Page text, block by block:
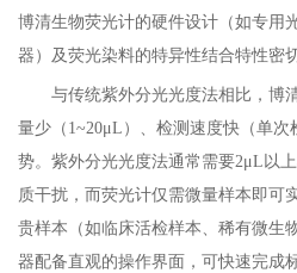
博清生物荧光计的硬件设计（如专用
器）及荧光染料的特异性结合特性密
与传统紫外分光光度法相比，博
量少（1~20μL）、检测速度快（单
势。紫外分光光度法通常需要2μL以
质干扰，而荧光计仅需微量样本即可
贵样本（如临床活检样本、稀有微生
器配备直观的操作界面，可快速完成